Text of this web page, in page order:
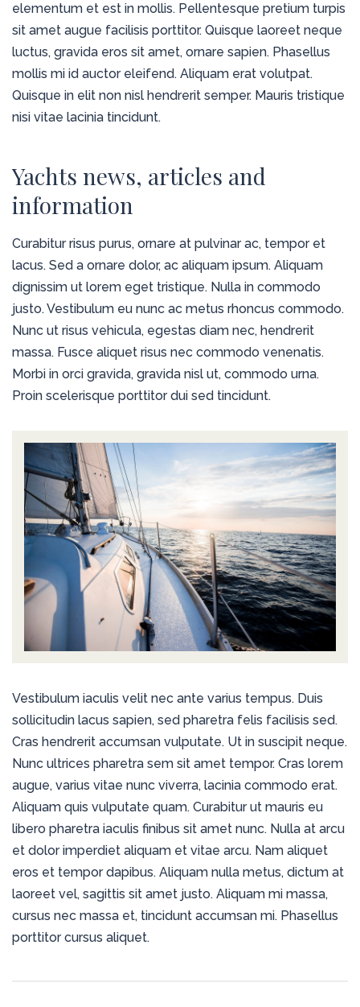
elementum et est in mollis. Pellentesque pretium turpis
sit amet augue facilisis porttitor. Quisque laoreet neque
luctus, gravida eros sit amet, ornare sapien. Phasellus
mollis mi id auctor eleifend. Aliquam erat volutpat.
Quisque in elit non nisl hendrerit semper. Mauris tristique
nisi vitae lacinia tincidunt.
Yachts news, articles and
information
Curabitur risus purus, ornare at pulvinar ac, tempor et
lacus. Sed a ornare dolor, ac aliquam ipsum. Aliquam
dignissim ut lorem eget tristique. Nulla in commodo
justo. Vestibulum eu nunc ac metus rhoncus commodo.
Nunc ut risus vehicula, egestas diam nec, hendrerit
massa. Fusce aliquet risus nec commodo venenatis.
Morbi in orci gravida, gravida nisl ut, commodo urna.
Proin scelerisque porttitor dui sed tincidunt.
Vestibulum iaculis velit nec ante varius tempus. Duis
sollicitudin lacus sapien, sed pharetra felis facilisis sed.
Cras hendrerit accumsan vulputate. Ut in suscipit neque.
Nunc ultrices pharetra sem sit amet tempor. Cras lorem
augue, varius vitae nunc viverra, lacinia commodo erat.
Aliquam quis vulputate quam. Curabitur ut mauris eu
libero pharetra iaculis finibus sit amet nunc. Nulla at arcu
et dolor imperdiet aliquam et vitae arcu. Nam aliquet
eros et tempor dapibus. Aliquam nulla metus, dictum at
laoreet vel, sagittis sit amet justo. Aliquam mi massa,
cursus nec massa et, tincidunt accumsan mi. Phasellus
porttitor cursus aliquet.